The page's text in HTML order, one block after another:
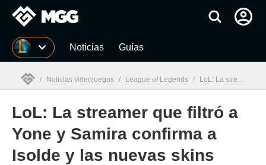
MGG Noticias Guías
MGG
/ Noticias videojuegos / League of Legends / LoL: La streamer que filtró a Yone y Samira confirma a Isolde y las nuevas skins legendarias
LoL: La streamer que filtró a
Yone y Samira confirma a
Isolde y las nuevas skins